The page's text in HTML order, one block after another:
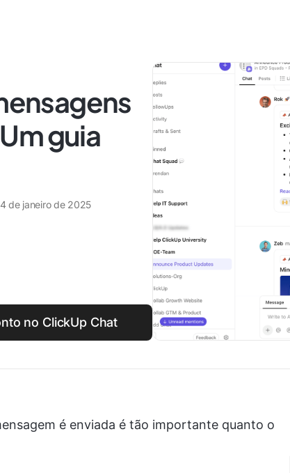
guia
de janeiro de 2025
no ClickUp Chat
é enviada é tão importante quanto o